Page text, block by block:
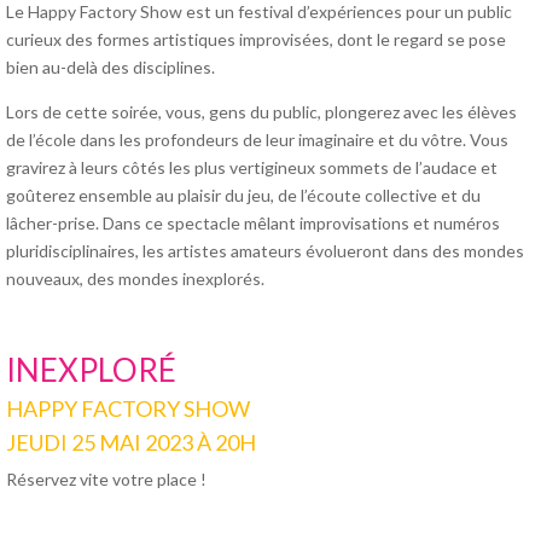
Le Happy Factory Show est un festival d’expériences pour un public
curieux des formes artistiques improvisées, dont le regard se pose
bien au-delà des disciplines.
Lors de cette soirée, vous, gens du public, plongerez avec les élèves
de l’école dans les profondeurs de leur imaginaire et du vôtre. Vous
gravirez à leurs côtés les plus vertigineux sommets de l’audace et
goûterez ensemble au plaisir du jeu, de l’écoute collective et du
lâcher-prise. Dans ce spectacle mêlant improvisations et numéros
pluridisciplinaires, les artistes amateurs évolueront dans des mondes
nouveaux, des mondes inexplorés.
INEXPLORÉ
HAPPY FACTORY SHOW
JEUDI 25 MAI 2023 À 20H
Réservez vite votre place !